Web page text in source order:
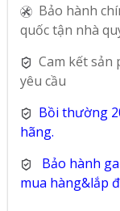
Bảo hành
quốc tận nhà
Cam kết sản
yêu cầu
Bồi thường
hãng.
Bảo hành
mua hàng&lắp